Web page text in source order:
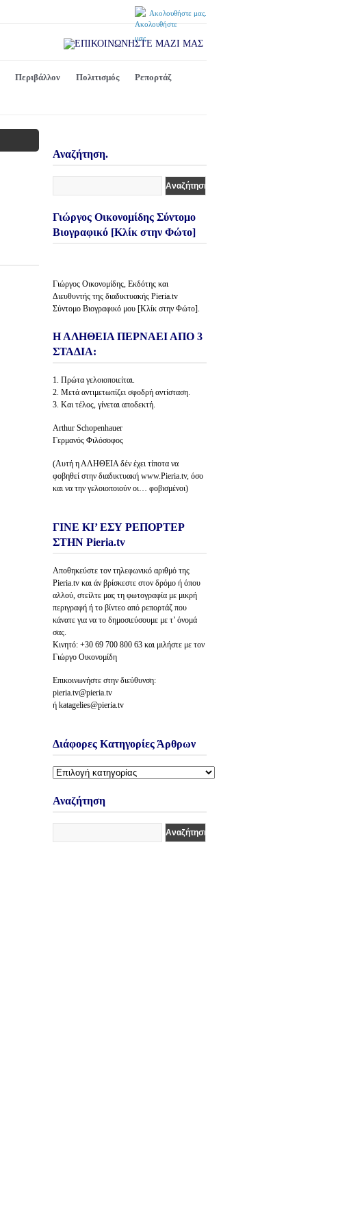
Ακολουθήστε μας.
Περιβάλλον Πολιτισμός
Ρεπορτάζ
Αναζήτηση.
Γιώργος Οικονομίδης Σύντομο
Βιογραφικό [Κλίκ στην Φώτο]
Γιώργος Οικονομίδης, Εκδότης και
Διευθυντής της διαδικτυακής Pieria.tv
Σύντομο Βιογραφικό μου [Κλίκ στην Φώτο].
Η ΑΛΗΘΕΙΑ ΠΕΡΝΑΕΙ ΑΠΟ 3
ΣΤΑΔΙΑ:
1. Πρώτα γελοιοποιείται.
2. Μετά αντιμετωπίζει σφοδρή αντίσταση.
3. Και τέλος, γίνεται αποδεκτή.
Arthur Schopenhauer
Γερμανός Φιλόσοφος
(Αυτή η ΑΛΗΘΕΙΑ δέν έχει τίποτα να
φοβηθεί στην διαδικτυακή www.Pieria.tv, όσο
και να την γελοιοποιούν οι… φοβισμένοι)
ΓΙΝΕ ΚΙ’ ΕΣΥ ΡΕΠΟΡΤΕΡ
ΣΤΗΝ Pieria.tv
Αποθηκεύστε τον τηλεφωνικό αριθμό της
Pieria.tv και άν βρίσκεστε στον δρόμο ή όπου
αλλού, στείλτε μας τη φωτογραφία με μικρή
περιγραφή ή το βίντεο από ρεπορτάζ που
κάνατε για να το δημοσιεύσουμε με τ’ όνομά
σας.
Κινητό: +30 69 700 800 63 και μιλήστε με τον
Γιώργο Οικονομίδη
Επικοινωνήστε στην διεύθυνση:
pieria.tv@pieria.tv
ή katagelies@pieria.tv
Διάφορες Κατηγορίες Άρθρων
Διάφορες
Άρθρων
Αναζήτηση